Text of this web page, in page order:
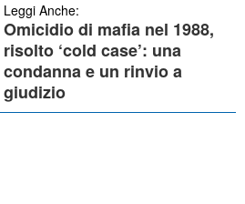
Leggi Anche:
Omicidio di mafia nel 1988,
risolto ‘cold case’: una
condanna e un rinvio a
giudizio